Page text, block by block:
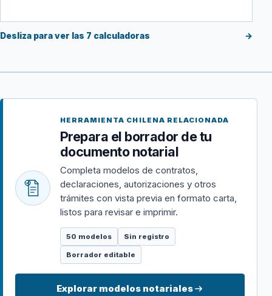
Desliza para ver las 7 calculadoras →
HERRAMIENTA CHILENA RELACIONADA
Prepara el borrador de tu
documento notarial
Completa modelos de contratos,
declaraciones, autorizaciones y otros
trámites con vista previa en formato carta,
listos para revisar e imprimir.
50 modelos Sin registro
Borrador editable
Explorar modelos notariales